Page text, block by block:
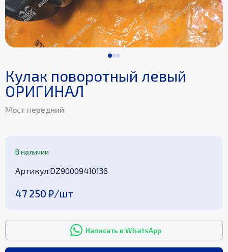
Кулак поворотный левый
ОРИГИНАЛ
Мост передний
В наличии
Aртикул:DZ90009410136
47 250 ₽/шт
Написать в WhatsApp